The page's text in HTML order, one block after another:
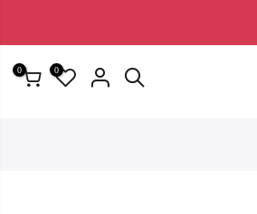
0
0